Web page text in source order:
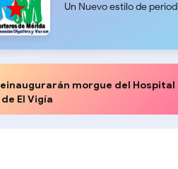
Un Nuevo estilo de
morgue del Hospital
de El Vigía